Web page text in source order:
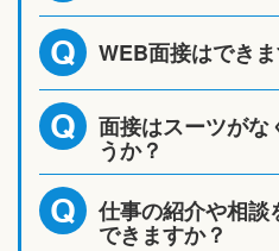
Q WEB面接はでき
Q 面接はスーツがな
うか？
Q 仕事の紹介や相談
できますか？